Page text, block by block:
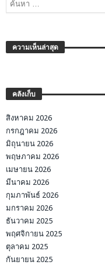
ความเห็นล่าสุด
คลังเก็บ
สิงหาคม 2026
กรกฎาคม 2026
มิถุนายน 2026
พฤษภาคม 2026
เมษายน 2026
มีนาคม 2026
กุมภาพันธ์ 2026
มกราคม 2026
ธันวาคม 2025
พฤศจิกายน 2025
ตุลาคม 2025
กันยายน 2025